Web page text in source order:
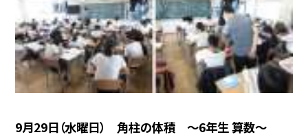
9月29日（水曜日） 角柱の体積 〜6年生 算数〜